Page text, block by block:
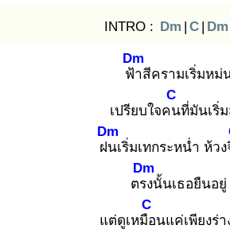
INTRO : Dm | C | Dm
ฟ้า
Dm
สีครามเริ่มหม่
เปรียบใจคน
C
ที่มันเริ่
ฝน
Dm
เริ่มเทกระหน่ำ ห้ว
ตรง
Dm
นั้นเธอยืนอยู่
แต่ดูเหมือ
C
นแค่เพียงร่า